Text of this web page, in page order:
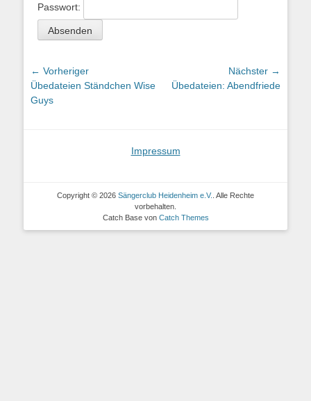
Passwort:
Beitragsnavigation
← Vorheriger
Vorheriger
Beitrag:
Übedateien Ständchen Wise
Guys
Nächster →
Nächster
Übedateien: Abendfriede
Impressum
Copyright © 2026 Sängerclub Heidenheim e.V. . Alle Rechte
vorbehalten.
Catch Base von Catch Themes